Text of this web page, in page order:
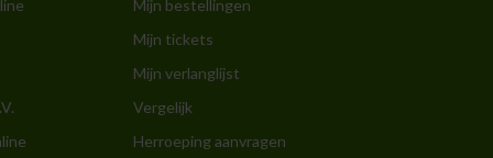
Mijn bestellingen
Mijn tickets
Mijn verlanglijst
Vergelijk
Herroeping aanvragen